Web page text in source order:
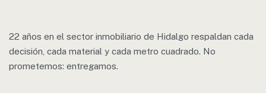
22 años en el sector inmobiliario de Hidalgo respaldan cada
decisión, cada material y cada metro cuadrado. No
prometemos: entregamos.